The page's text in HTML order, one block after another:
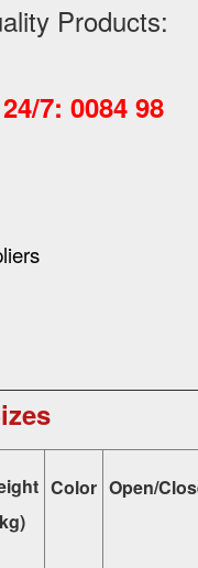
Products:
7: 0084 98
Color Open/